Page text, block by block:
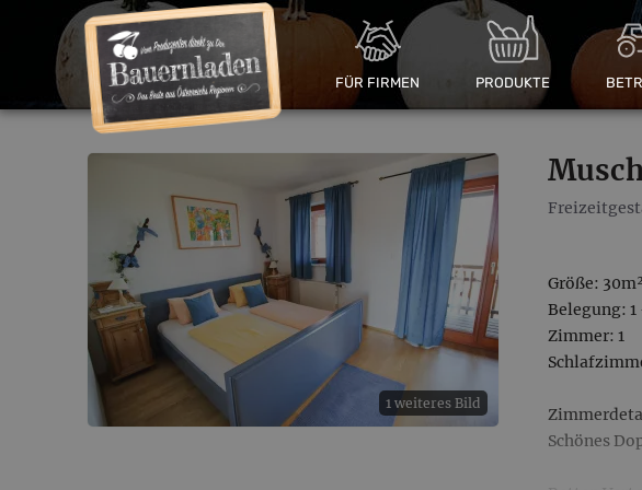
FÜR FIRMEN PRODUKTE
1 weiteres Bild
Größe:
Belegung: 1
Zimmer: 1
Schönes